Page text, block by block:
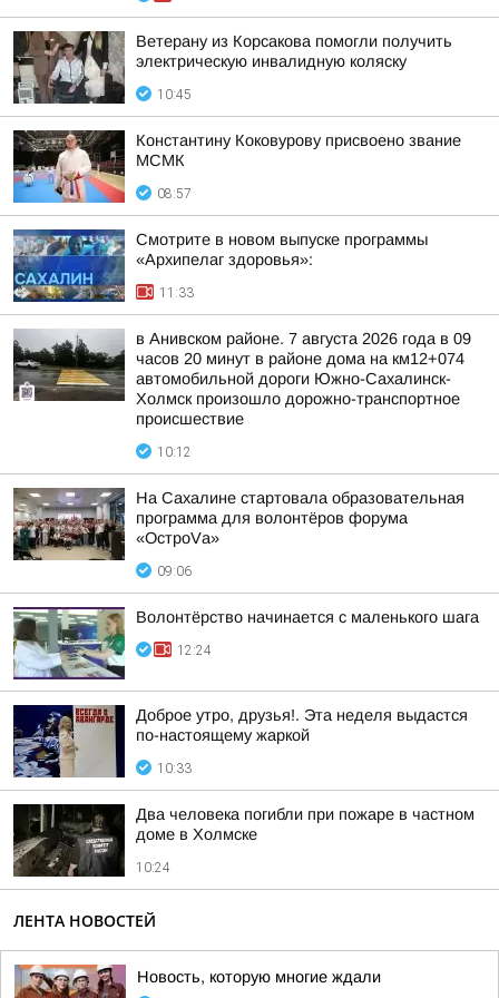
Ветерану из Корсакова помогли получить
электрическую инвалидную коляску
10:45
Константину Коковурову присвоено звание
МСМК
08:57
Смотрите в новом выпуске программы
«Архипелаг здоровья»:
11:33
в Анивском районе. 7 августа 2026 года в 09
часов 20 минут в районе дома на км12+074
автомобильной дороги Южно-Сахалинск-
Холмск произошло дорожно-транспортное
происшествие
10:12
На Сахалине стартовала образовательная
программа для волонтёров форума
«ОстроVа»
09:06
Волонтёрство начинается с маленького шага
12:24
Доброе утро, друзья!. Эта неделя выдастся
по-настоящему жаркой
10:33
Два человека погибли при пожаре в частном
доме в Холмске
10:24
ЛЕНТА НОВОСТЕЙ
Новость, которую многие ждали